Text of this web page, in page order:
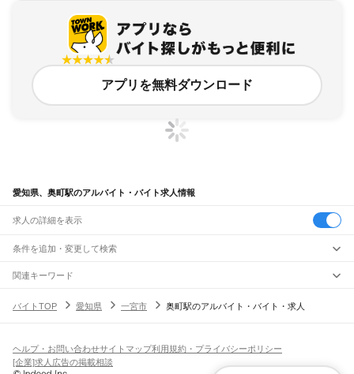
アプリを無料ダウンロード
愛知県、奥町駅のアルバイト・バイト求人情報
求人の詳細を表示
条件を追加・変更して検索
市区町村を追加・変更
愛知県すべて
緑区名東区天白区
豊橋市岡崎市一宮市 豊川市津島市碧南市刈谷市豊田市
駅を追加・変更
名古屋駅金山駅 鶴舞駅 千種駅 千種駅千種駅 大曽根駅 新守山駅 勝川駅
神領駅高蔵寺駅定光寺駅
飲食・フードサービス
飲食・フードサービス
特徴を追加・変更
関連キーワード
バイトTOP
愛知県 一宮市 奥町駅のアルバイト・バイト・求人
ヘルプ・お問い合わせサイトマップ利用規約・プライバシーポリシー
[企業]求人広告の掲載相談